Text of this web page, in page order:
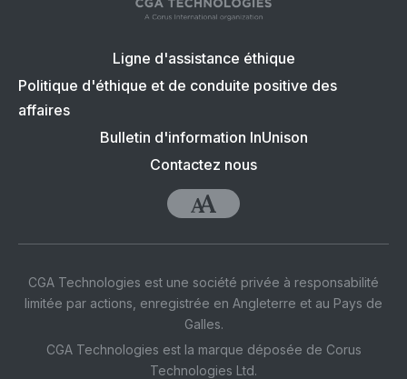
Navigation
en
bas
Ligne d'assistance éthique
Politique d'éthique et de conduite positive des
affaires
Bulletin d'information InUnison
Contactez nous
CGA Technologies est une société privée à responsabilité
limitée par actions, enregistrée en Angleterre et au Pays de
Galles.
CGA Technologies est la marque déposée de Corus
Technologies Ltd.